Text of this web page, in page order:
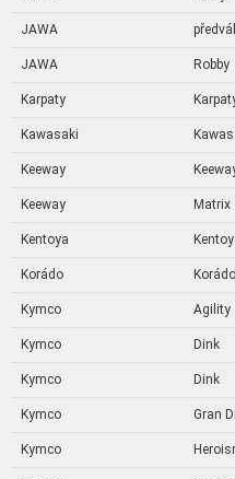
JAWA
JAWA Robby
Karpaty
Kawasaki
Keeway
Keeway Matrix
Kentoya
Korádo Korádo
Kymco Agility
Kymco Dink
Kymco Dink
Kymco Gran
Kymco